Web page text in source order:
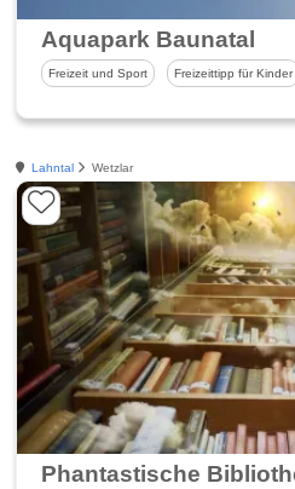
Aquapark Baunatal
Freizeit und Sport Freizeittipp für Kinder
Lahntal Wetzlar